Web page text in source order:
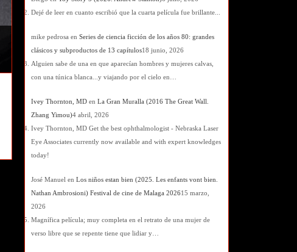
Dejé de leer en cuanto escribió que la cuarta película fue brillante...
mike pedrosa en Series de ciencia ficción de los años 80: grandes
clásicos y subproductos de 13 capítulos18 junio, 2026
Alguien sabe de una en que aparecían hombres y mujeres calvas,
con una túnica blanca...y viajando por el cielo en…
Ivey Thornton, MD en La Gran Muralla (2016 The Great Wall.
Zhang Yimou)4 abril, 2026
Ivey Thornton, MD Get the best ophthalmologist - Nebraska Laser
Eye Associates currently now available and with expert knowledges
today!
José Manuel en Los niños estan bien (2025. Les enfants vont bien.
Nathan Ambrosioni) Festival de cine de Malaga 202615 marzo,
2026
Magnífica película; muy completa en el retrato de una mujer de
verso libre que se repente tiene que lidiar y…